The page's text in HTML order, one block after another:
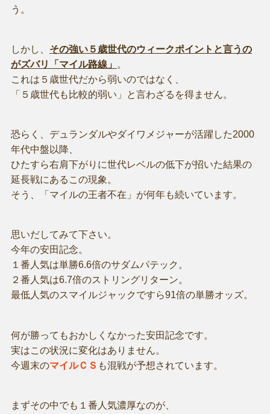
う。
しかし、 その強い５歳世代のウィークポイントと言うの
がズバリ「マイル路線」 。
これは５歳世代だから弱いのではなく、
「５歳世代も比較的弱い」と言わざるを得ません。
恐らく、デュランダルやダイワメジャーが活躍した2000
年代中盤以降、
ひたすら右肩下がりに世代レベルの低下が招いた結果の
延長戦にあるこの現象。
そう、「マイルの王者不在」が何年も続いています。
思いだしてみて下さい。
今年の安田記念。
１番人気は単勝6.6倍のサダムパテック。
２番人気は6.7倍のストリングリターン。
最低人気のスマイルジャックですら91倍の単勝オッズ。
何が勝ってもおかしくなかった安田記念です。
実はこの状況に変化はありません。
今週末のマイルＣＳ も混戦が予想されています。
まずその中でも１番人気濃厚なのが、